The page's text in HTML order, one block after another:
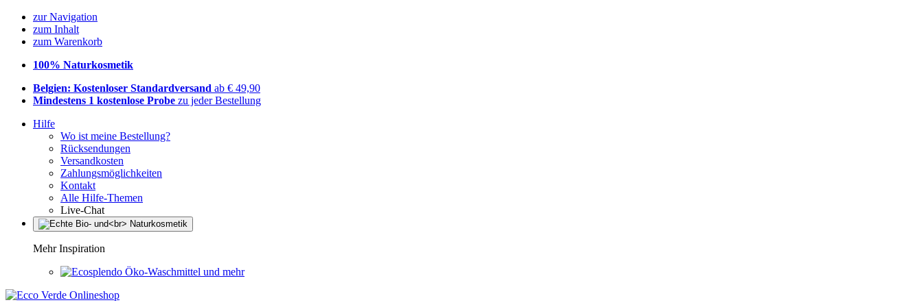
zur Navigation
zum Inhalt
zum Warenkorb
100% Naturkosmetik
Belgien: Kostenloser Standardversand ab € 49,90
Mindestens 1 kostenlose Probe zu jeder Bestellung
Hilfe
Wo ist meine Bestellung?
Rücksendungen
Versandkosten
Zahlungsmöglichkeiten
Kontakt
Alle Hilfe-Themen
Live-Chat
Mehr Inspiration
Öko-Waschmittel und mehr